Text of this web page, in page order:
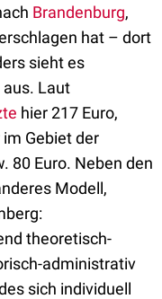
Brandenburg,
hat – dort
sieht es
aus. Laut
hier 217 Euro,
Gebiet der
80 Euro. Neben den
Modell,
theoretisch-
administrativ
sich individuell